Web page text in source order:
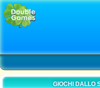
GIOCHI DALLO